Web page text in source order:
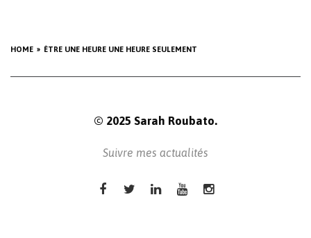
HOME ÊTRE UNE HEURE UNE HEURE SEULEMENT
© 2025 Sarah Roubato.
Suivre mes actualités